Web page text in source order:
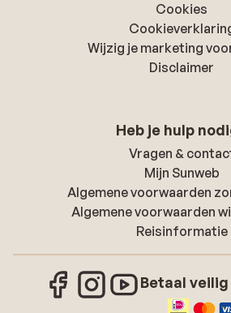
Cookies
Wijzig je marketing
Disclaimer
Heb je hulp
Vragen &
Mijn Sunweb
Algemene voorwaarden
Algemene voorwaarden
Reisinformatie
Betaal